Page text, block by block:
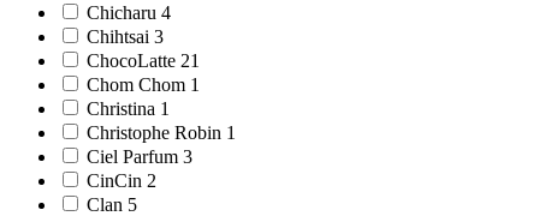
Chicharu 4
Chihtsai 3
ChocoLatte 21
Chom Chom 1
Christina 1
Christophe Robin 1
Ciel Parfum 3
CinCin 2
Clan 5